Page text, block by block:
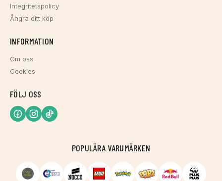
Integritetspolicy
Ångra ditt köp
INFORMATION
Om oss
Cookies
FÖLJ OSS
POPULÄRA VARUMÄRKEN